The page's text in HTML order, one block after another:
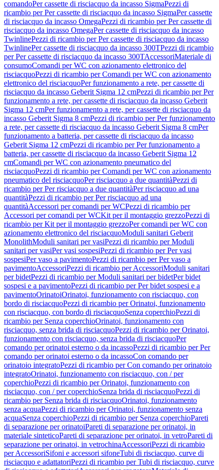
comandoPer cassette di risciacquo da incasso SigmaPezzi di
ricambio per Per cassette di risciacquo da incasso SigmaPer cassette
di risciacquo da incasso OmegaPezzi di ricambio per Per cassette di
risciacquo da incasso OmegaPer cassette di risciacquo da incasso
TwinlinePezzi di ricambio per Per cassette di risciacquo da incasso
TwinlinePer cassette di risciacquo da incasso 300TPezzi di ricambio
per Per cassette di risciacquo da incasso 300TAccessoriMateriale di
consumoComandi per WC con azionamento elettronico del
risciacquoPezzi di ricambio per Comandi per WC con azionamento
elettronico del risciacquoPer funzionamento a rete, per cassette di
risciacquo da incasso Geberit Sigma 12 cmPezzi di ricambio per Per
funzionamento a rete, per cassette di risciacquo da incasso Geberit
Sigma 12 cmPer funzionamento a rete, per cassette di risciacquo da
incasso Geberit Sigma 8 cmPezzi di ricambio per Per funzionamento
a rete, per cassette di risciacquo da incasso Geberit Sigma 8 cmPer
funzionamento a batteria, per cassette di risciacquo da incasso
Geberit Sigma 12 cmPezzi di ricambio per Per funzionamento a
batteria, per cassette di risciacquo da incasso Geberit Sigma 12
cmComandi per WC con azionamento pneumatico del
risciacquoPezzi di ricambio per Comandi per WC con azionamento
pneumatico del risciacquoPer risciacquo a due quantitàPezzi di
ricambio per Per risciacquo a due quantitàPer risciacquo ad una
quantitàPezzi di ricambio per Per risciacquo ad una
quantitàAccessori per comandi per WCPezzi di ricambio per
Accessori per comandi per WCKit per il montaggio grezzoPezzi di
ricambio per Kit per il montaggio grezzoPer comandi per WC con
azionamento elettronico del risciacquoModuli sanitari Geberit
MonolithModuli sanitari per vasiPezzi di ricambio per Moduli
sanitari per vasiPer vasi sospesiPezzi di ricambio per Per vasi
sospesiPer vaso a pavimentoPezzi di ricambio per Per vaso a
pavimentoAccessoriPezzi di ricambio per AccessoriModuli sanitari
per bidetPezzi di ricambio per Moduli sanitari per bidetPer bidet
sospesi e a pavimentoPezzi di ricambio per Per bidet sospesi e a
pavimentoOrinatoiOrinatoi, funzionamento con risciacquo, con
bordo di risciacquoPezzi di ricambio per Orinatoi, funzionamento
con risciacquo, con bordo di risciacquoSenza coperchioPezzi di
ricambio per Senza coperchioOrinatoi, funzionamento con
risciacquo, senza brida di risciacquoPezzi di ricambio per Orinatoi,
funzionamento con risciacquo, senza brida di risciacquoPer
comando per orinatoi esterno o da incassoPezzi di ricambio per Per
comando per orinatoi esterno o da incassoCon comando per
orinatoio integratoPezzi di ricambio per Con comando per orinatoio
integratoOrinatoi, funzionamento con risciacquo, con / per
coperchioPezzi di ricambio per Orinatoi, funzionamento con
risciacquo, con / per coperchioSenza brida di risciacquoPezzi di
ricambio per Senza brida di risciacquoOrinatoi, funzionamento
senza acquaPezzi di ricambio per Orinatoi, funzionamento senza
acquaSenza coperchioPezzi di ricambio per Senza coperchioPareti
di separazione per orinatoiPareti di separazione per orinatoi, in
materiale sinteticoPareti di separazione per orinatoi, in vetroPareti di
separazione per orinatoi, in vetrochinaAccessoriPezzi di ricambio
per AccessoriSifoni e accessori sifoneTubi di risciacquo, curve di
risciacquo e adattatoriPezzi di ricambio per Tubi di risciacquo, curve